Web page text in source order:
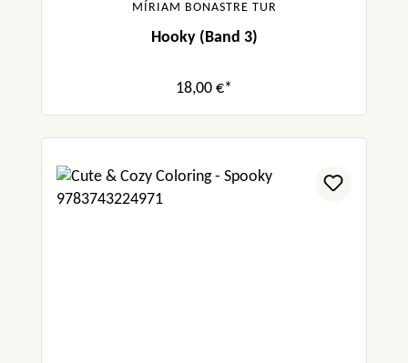
MÍRIAM BONASTRE TUR
Hooky (Band 3)
18,00 €*